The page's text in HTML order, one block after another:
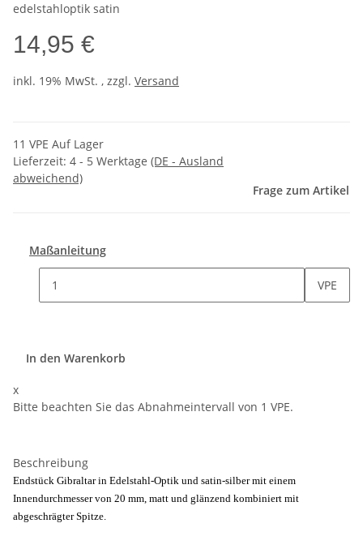
edelstahloptik satin
14,95 €
inkl. 19% MwSt. , zzgl. Versand
11 VPE Auf Lager
Lieferzeit: 4 - 5 Werktage (DE - Ausland
abweichend)
Frage zum Artikel
Maßanleitung
VPE
In den Warenkorb
x
Bitte beachten Sie das Abnahmeintervall von 1 VPE.
Beschreibung
Endstück Gibraltar in Edelstahl-Optik und satin-silber mit einem
Innendurchmesser von 20 mm, matt und glänzend kombiniert mit
abgeschrägter Spitze.